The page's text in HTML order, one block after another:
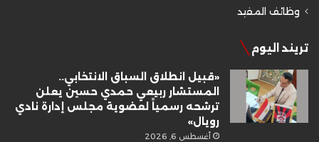
وظائف المفيد
تريند اليوم
«قبيل انطلاق السباق الانتخابي..
المستشار ربيعي حمدي حسين يعلن
ترشحه رسمياً لعضوية مجلس إدارة نادي
رويال»
أغسطس 6, 2026